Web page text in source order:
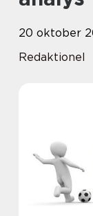
20 oktober
Redaktionel